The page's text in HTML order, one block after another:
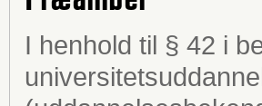
I henhold til § 42 i